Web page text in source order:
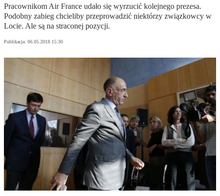
Pracownikom Air France udało się wyrzucić kolejnego prezesa.
Podobny zabieg chcieliby przeprowadzić niektórzy związkowcy w
Locie. Ale są na straconej pozycji.
Publikacja: 06.05.2018 15:30